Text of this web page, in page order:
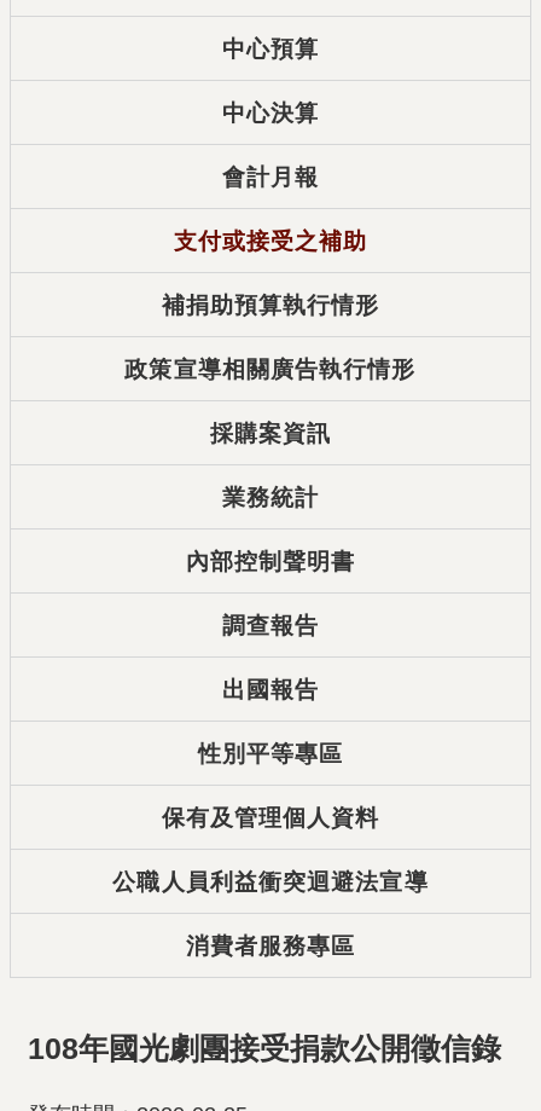
中心預算
中心決算
會計月報
支付或接受之補助
補捐助預算執行情形
政策宣導相關廣告執行情形
採購案資訊
業務統計
內部控制聲明書
調查報告
出國報告
性別平等專區
保有及管理個人資料
公職人員利益衝突迴避法宣導
消費者服務專區
108年國光劇團接受捐款公開徵信錄